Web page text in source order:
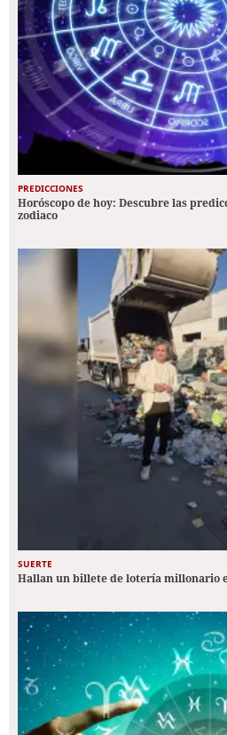
PREDICCIONES
Horóscopo de hoy: Descubre las
zodiaco
SUERTE
Hallan un billete de lotería millonario